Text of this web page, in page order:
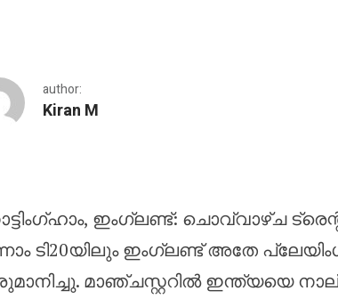
author:
Kiran M
മൂന്നാം ടി20
ഇംഗ്ലണ്ട്: ചൊവ്വാഴ്ച
ടി20യിലും ഇംഗ്ലണ്ട് അതേ
മാഞ്ചസ്റ്ററിൽ ഇന്ത്യയെ നാല്